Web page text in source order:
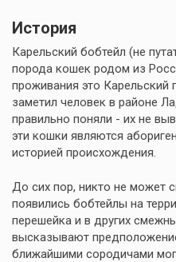
История
Карельский бобтейл (не
порода кошек родом из
проживания это Карельский
заметил человек в районе
правильно поняли - их не
эти кошки являются
историей происхождения.
До сих пор, никто не может
появились бобтейлы на
перешейка и в других
высказывают
ближайшими сородичами